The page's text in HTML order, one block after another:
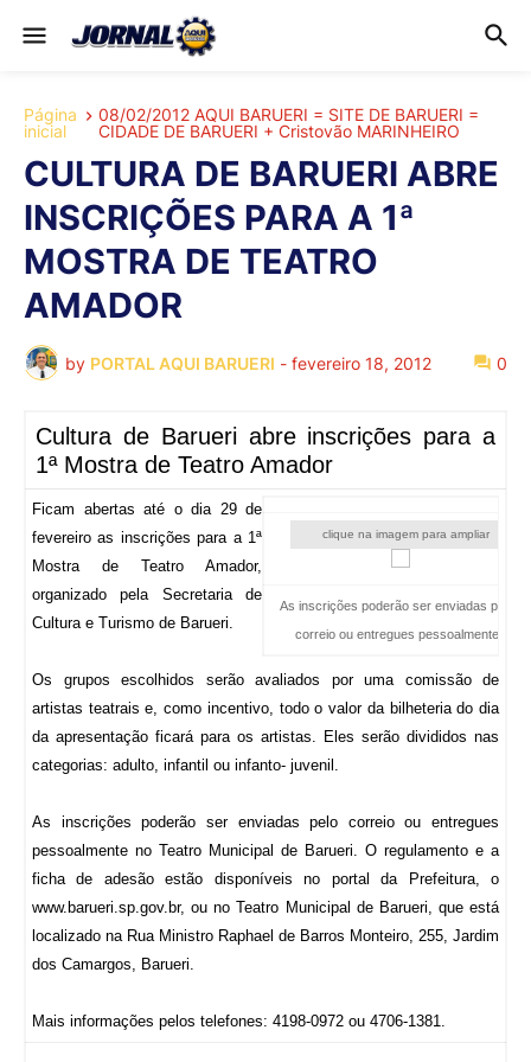
Página
inicial
08/02/2012 AQUI BARUERI = SITE DE BARUERI =
CIDADE DE BARUERI + Cristovão MARINHEIRO
CULTURA DE BARUERI ABRE
INSCRIÇÕES PARA A 1ª
MOSTRA DE TEATRO
AMADOR
by PORTAL AQUI BARUERI - fevereiro 18, 2012 0
Cultura de Barueri abre inscrições para a
1ª Mostra de Teatro Amador
clique na imagem para ampliar
As inscrições poderão ser enviadas pelo
correio ou entregues pessoalmente
Ficam abertas até o dia 29 de
fevereiro as inscrições para a 1ª
Mostra de Teatro Amador,
organizado pela Secretaria de
Cultura e Turismo de Barueri.
Os grupos escolhidos serão avaliados por uma comissão de
artistas teatrais e, como incentivo, todo o valor da bilheteria do dia
da apresentação ficará para os artistas. Eles serão divididos nas
categorias: adulto, infantil ou infanto- juvenil.
As inscrições poderão ser enviadas pelo correio ou entregues
pessoalmente no Teatro Municipal de Barueri. O regulamento e a
ficha de adesão estão disponíveis no portal da Prefeitura, o
www.barueri.sp.gov.br, ou no Teatro Municipal de Barueri, que está
localizado na Rua Ministro Raphael de Barros Monteiro, 255, Jardim
dos Camargos, Barueri.
Mais informações pelos telefones: 4198-0972 ou 4706-1381.